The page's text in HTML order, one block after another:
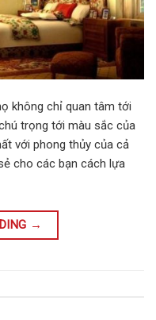
không chỉ quan tâm tới
trọng tới màu sắc của
với phong thủy của cả
cho các bạn cách lựa
→